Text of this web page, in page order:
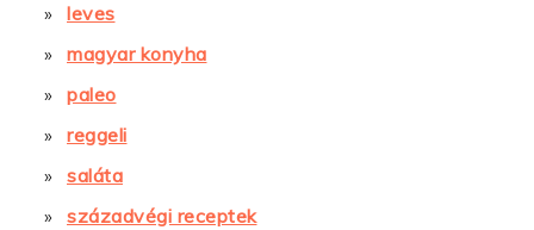
leves
magyar konyha
paleo
reggeli
saláta
századvégi receptek